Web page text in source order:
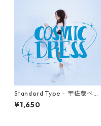
Rakugaki
NANJING CHOCOLATE
Ittengokai
Standard Type - 宇佐蔵べに3
rd Single『コズミックドレ
ス』
¥1,650